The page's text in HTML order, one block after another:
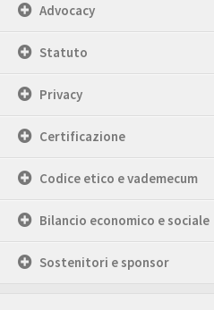
Advocacy
Statuto
Privacy
Certificazione
Codice etico e vademecum
Bilancio economico e sociale
Sostenitori e sponsor